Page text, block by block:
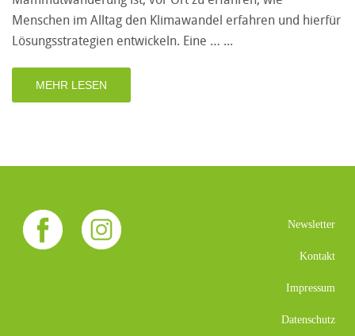
Menschen im Alltag den Klimawandel erfahren und hierfür
Lösungsstrategien entwickeln. Eine …
MEHR LESEN
Newsletter
Kontakt
Impressum
Datenschutz